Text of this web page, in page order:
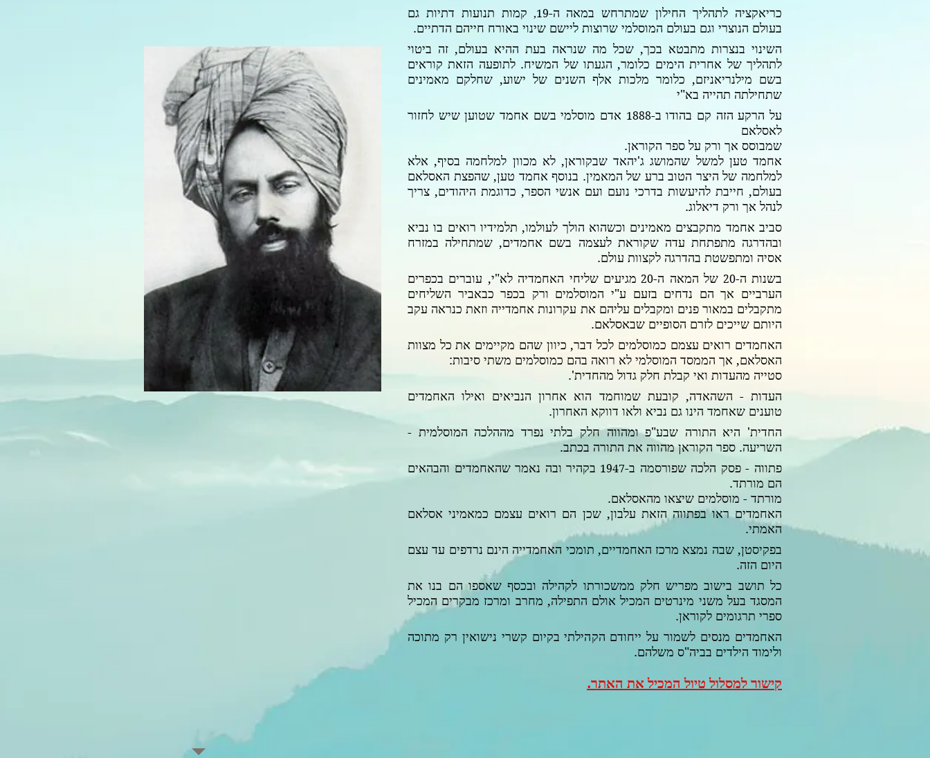
כריאקציה לתהליך החילון שמתרחש במאה ה-19,
קמות תנועות דתיות גם
בעולם הנוצרי וגם בעולם המוסלמי שרוצות ליישם שינוי באורח חייהם הדתיים.
השינוי בנצרות מתבטא בכך, שכל מה שנראה בעת ההיא בעולם, זה ביטוי
לתהליך של אחרית הימים כלומר, הגעתו של המשיח. לתופעה הזאת קוראים
בשם מילנריאניזם, כלומר מלכות אלף השנים של ישוע, שחלקם מאמינים
שתחילתה תהייה בא"י
על הרקע הזה קם בהודו ב-1888 אדם מוסלמי בשם אחמד שטוען שיש לחזור
לאסלאם
שמבוסס אך ורק על ספר הקוראן.
אחמד טען למשל שהמושג ג'יהאד שבקוראן, לא מכוון למלחמה בסיף, אלא
למלחמה של היצר הטוב ברע של המאמין. בנוסף אחמד טען, שהפצת האסלאם
בעולם, חייבת להיעשות בדרכי נועם ועם אנשי הספר, כדוגמת היהודים, צריך
לנהל אך ורק דיאלוג.
סביב אחמד מתקבצים מאמינים וכשהוא הולך לעולמו, תלמידיו רואים בו נביא
ובהדרגה מתפתחת עדה שקוראת לעצמה בשם אחמדים, שמתחילה במזרח
אסיה ומתפשטת בהדרגה לקצוות עולם.
בשנות ה-20 של המאה ה-20 מגיעים שליחי האחמדיה לא"י, עוברים בכפרים
הערביים אך הם נדחים בזעם ע"י המוסלמים ורק בכפר כבאביר השליחים
מתקבלים במאור פנים ומקבלים עליהם את עקרונות אחמדייה וזאת כנראה עקב
היותם שייכים לזרם הסופיים שבאסלאם.
האחמדים רואים עצמם כמוסלמים לכל דבר, כיוון שהם מקיימים את כל מצוות
האסלאם, אך הממסד המוסלמי לא רואה בהם כמוסלמים משתי סיבות:
סטייה מהעדות ואי קבלת חלק גדול מהחדית'.
העדות - השהאדה, קובעת שמוחמד הוא אחרון הנביאים ואילו האחמדים
טוענים שאחמד הינו גם נביא ולאו דווקא האחרון.
החדית' היא התורה שבע"פ ומהווה חלק בלתי נפרד מההלכה המוסלמית -
השריעה. ספר הקוראן מהווה את התורה בכתב.
פתווה - פסק הלכה שפורסמה ב-1947 בקהיר ובה נאמר שהאחמדים והבהאים
הם מורתד.
מורתד - מוסלמים שיצאו מהאסלאם.
האחמדים ראו בפתווה הזאת עלבון, שכן הם רואים עצמם כמאמיני אסלאם
האמתי.
בפקיסטן, שבה נמצא מרכז האחמדיים, תומכי האחמדייה הינם נרדפים עד עצם
היום הזה.
כל תושב בישוב מפריש חלק ממשכורתו לקהילה ובכסף שאספו הם בנו את
המסגד בעל משני מינרטים המכיל אולם התפילה, מחרב ומרכז מבקרים המכיל
ספרי תרגומים לקוראן.
האחמדים מנסים לשמור על ייחודם הקהילתי בקיום קשרי נישואין רק מתוכה
ולימוד הילדים בביה"ס משלהם.
קישור למסלול טיול המכיל את האתר.